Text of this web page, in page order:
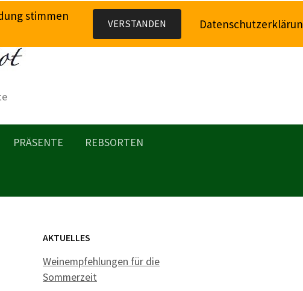
PRÄSENTE REBSORTEN
AKTUELLES
Weinempfehlungen für die
Sommerzeit
stimmen
VERSTANDEN